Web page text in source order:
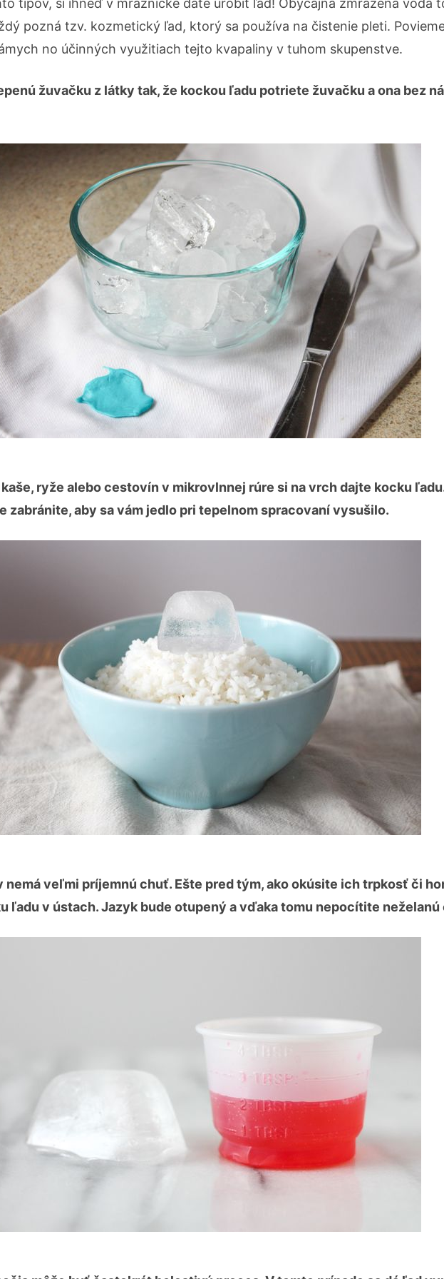
tipov, si ihneď v mrazničke dáte urobiť ľad! Obyčajná zmrazená voda
pozná tzv. kozmetický ľad, ktorý sa používa na čistenie pleti.
no účinných využitiach tejto kvapaliny v tuhom skupenstve.
žuvačku z látky tak, že kockou ľadu potriete žuvačku a ona bez
ryže alebo cestovín v mikrovlnnej rúre si na vrch dajte kocku
zabránite, aby sa vám jedlo pri tepelnom spracovaní vysušilo.
nemá veľmi príjemnú chuť. Ešte pred tým, ako okúsite ich trpkosť či
ľadu v ústach. Jazyk bude otupený a vďaka tomu nepocítite neželanú